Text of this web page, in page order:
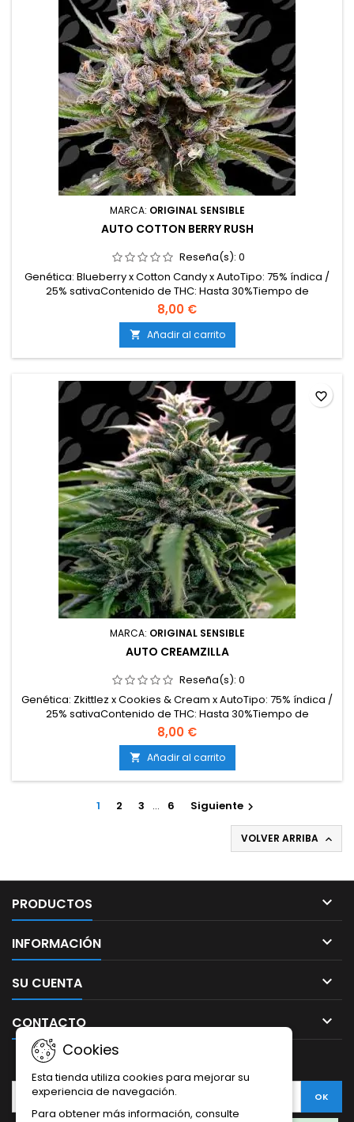
MARCA: ORIGINAL SENSIBLE
AUTO COTTON BERRY RUSH
Reseña(s): 0
Genética: Blueberry x Cotton Candy x AutoTipo: 75% índica /
25% sativaContenido de THC: Hasta 30%Tiempo de
floración: 75 días desde la germinaciónProducción en
interior: Hasta 600 g/m²Producción en exterior: Hasta 200
g/plantaAltura: 90–120 cm en interior; hasta 140 cm en
exteriorAromas y sabores: Algodón de azúcar, arándanos,
fresa...
8,00 €
 Añadir al carrito
MARCA: ORIGINAL SENSIBLE
AUTO CREAMZILLA
Reseña(s): 0
Genética: Zkittlez x Cookies & Cream x AutoTipo: 75% índica /
25% sativaContenido de THC: Hasta 30%Tiempo de
floración: 75 días desde la germinaciónProducción en
interior: Hasta 600 g/m²Producción en exterior: Hasta 200
g/plantaAltura: 90–120 cm en interior; hasta 140 cm en
exteriorAromas y sabores: Nata montada, chicle de...
8,00 €
 Añadir al carrito
favorite_border
1 2 3 … 6 Siguiente 
VOLVER ARRIBA 
PRODUCTOS 
INFORMACIÓN 
SU CUENTA 
CONTACTO 
Cookies
Esta tienda utiliza cookies para mejorar su
experiencia de navegación.
Para obtener más información, consulte